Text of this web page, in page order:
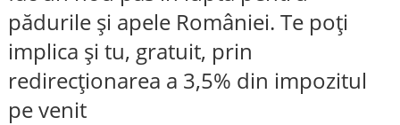
pădurile și apele României. Te poți
implica și tu, gratuit, prin
redirecționarea a 3,5% din impozitul
pe venit